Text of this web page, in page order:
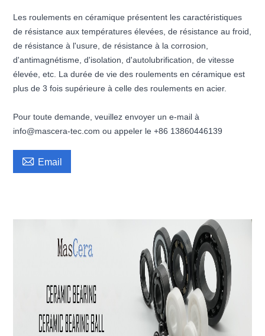
Les roulements en céramique présentent les caractéristiques
de résistance aux températures élevées, de résistance au froid,
de résistance à l'usure, de résistance à la corrosion,
d'antimagnétisme, d'isolation, d'autolubrification, de vitesse
élevée, etc. La durée de vie des roulements en céramique est
plus de 3 fois supérieure à celle des roulements en acier.
Pour toute demande, veuillez envoyer un e-mail à
info@mascera-tec.com ou appeler le +86 13860446139
 Email